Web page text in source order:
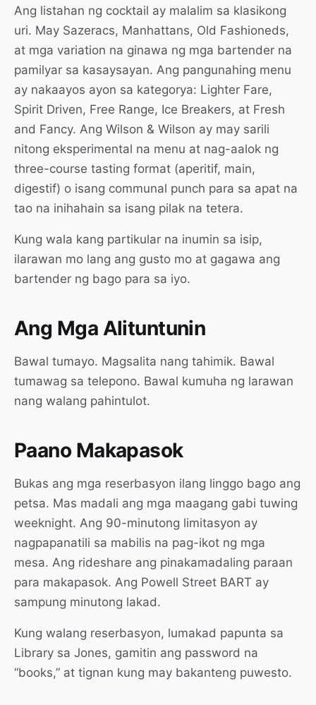
Ang listahan ng cocktail ay malalim sa klasikong
uri. May Sazeracs, Manhattans, Old Fashioneds,
at mga variation na ginawa ng mga bartender na
pamilyar sa kasaysayan. Ang pangunahing menu
ay nakaayos ayon sa kategorya: Lighter Fare,
Spirit Driven, Free Range, Ice Breakers, at Fresh
and Fancy. Ang Wilson & Wilson ay may sarili
nitong eksperimental na menu at nag-aalok ng
three-course tasting format (aperitif, main,
digestif) o isang communal punch para sa apat na
tao na inihahain sa isang pilak na tetera.
Kung wala kang partikular na inumin sa isip,
ilarawan mo lang ang gusto mo at gagawa ang
bartender ng bago para sa iyo.
Ang Mga Alituntunin
Bawal tumayo. Magsalita nang tahimik. Bawal
tumawag sa telepono. Bawal kumuha ng larawan
nang walang pahintulot.
Paano Makapasok
Bukas ang mga reserbasyon ilang linggo bago ang
petsa. Mas madali ang mga maagang gabi tuwing
weeknight. Ang 90-minutong limitasyon ay
nagpapanatili sa mabilis na pag-ikot ng mga
mesa. Ang rideshare ang pinakamadaling paraan
para makapasok. Ang Powell Street BART ay
sampung minutong lakad.
Kung walang reserbasyon, lumakad papunta sa
Library sa Jones, gamitin ang password na
“books,” at tignan kung may bakanteng puwesto.